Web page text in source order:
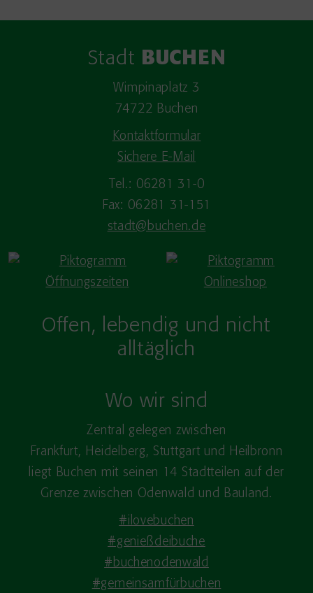
Stadt BUCHEN
Wimpinaplatz 3
74722 Buchen
Kontaktformular
Sichere E-Mail
Tel.: 06281 31-0
Fax: 06281 31-151
stadt@buchen.de
Offen, lebendig und nicht
alltäglich
Wo wir sind
Zentral gelegen zwischen
Frankfurt, Heidelberg, Stuttgart und Heilbronn
liegt Buchen mit seinen 14 Stadtteilen auf der
Grenze zwischen Odenwald und Bauland.
#ilovebuchen
#genießdeibuche
#buchenodenwald
#gemeinsamfürbuchen